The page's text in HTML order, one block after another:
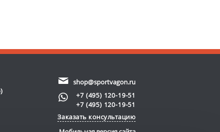
shop@sportvagon.ru
+7 (495) 120-19-51
+7 (495) 120-19-51
Заказать консультацию